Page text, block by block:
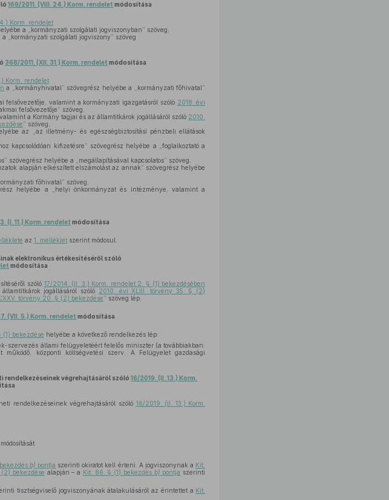
169/2011. (VIII. 24.) Korm. rendelet módosítása
Korm. rendelet
a „kormányzati szolgálati jogviszonyban” szöveg,
„kormányzati szolgálati jogviszony” szöveg
368/2011. (XII. 31.) Korm. rendelet módosítása
Korm. rendelet
a „kormányhivatal” szövegrész helyébe a „kormányzati főhivatal”
felsővezetője, valamint a kormányzati igazgatásról szóló 2018. évi
felsővezetője” szöveg,
a Kormány tagjai és az államtitkárok jogállásáról szóló 2010.
” szöveg,
az „az illetmény- és egészségbiztosítási pénzbeli ellátások
kapcsolódóan kifizetésre” szövegrész helyébe a „foglalkoztató a
szövegrész helyébe a „megállapításával kapcsolatos” szöveg,
alapján elkészített elszámolást az annak” szövegrész helyébe
főhivatal” szöveg,
helyébe a „helyi önkormányzat és intézménye, valamint a
(I. 11.) Korm. rendelet módosítása
az 1. mellékletszerint módosul.
elektronikus értékesítéséről szóló
módosítása
szóló 17/2014. (II. 3.) Korm. rendelet 2. § (1) bekezdésében
jogállásáról szóló 2010. évi XLIII. törvény 35. § (2)
törvény 20. § (2) bekezdése” szöveg lép.
(VII. 5.) Korm. rendelet módosítása
(1) bekezdése helyébe a következő rendelkezés lép:
szervezés állami felügyeletéért felelős miniszter (a továbbiakban:
központi költségvetési szerv. A Felügyelet gazdasági
rendelkezéseinek végrehajtásáról szóló16/2019. (II. 13.) Korm.
rendelkezéseinek végrehajtásáról szóló 16/2019. (II. 13.) Korm.
b) pontja szerinti okiratot kell érteni. A jogviszonynak a Kit.
bekezdése alapján – a Kit. 86. § (1) bekezdés b) pontja szerinti
tisztségviselő jogviszonyának átalakulásáról az érintettet a Kit.